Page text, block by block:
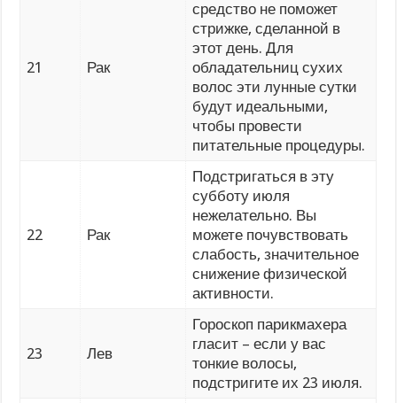
21 Рак
средство не поможет
стрижке, сделанной в
этот день. Для
обладательниц сухих
волос эти лунные сутки
будут идеальными,
чтобы провести
питательные процедуры.
22 Рак
Подстригаться в эту
субботу июля
нежелательно. Вы
можете почувствовать
слабость, значительное
снижение физической
активности.
23 Лев
Гороскоп парикмахера
гласит – если у вас
тонкие волосы,
подстригите их 23 июля.